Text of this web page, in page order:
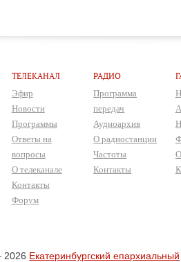
ТЕЛЕКАНАЛ
Эфир
Новости
Программы
Ответы на
вопросы
О телеканале
Контакты
Форум
РАДИО
Программа
передач
Аудиоархив
О радиостанции
Частоты
Контакты
2026 Екатеринбургский епархиальный